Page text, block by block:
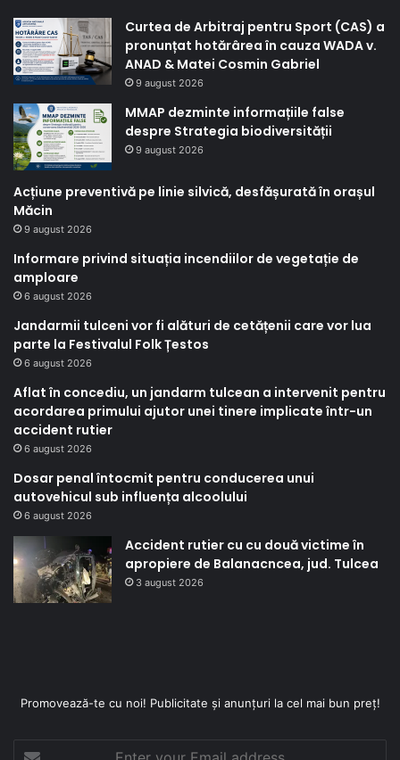
Curtea de Arbitraj pentru Sport (CAS) a
pronunțat hotărârea în cauza WADA v.
ANAD & Matei Cosmin Gabriel
9 august 2026
MMAP dezminte informațiile false
despre Strategia biodiversității
9 august 2026
Acțiune preventivă pe linie silvică, desfășurată în orașul
Măcin
9 august 2026
Informare privind situația incendiilor de vegetație de
amploare
6 august 2026
Jandarmii tulceni vor fi alături de cetățenii care vor lua
parte la Festivalul Folk Țestos
6 august 2026
Aflat în concediu, un jandarm tulcean a intervenit pentru
acordarea primului ajutor unei tinere implicate într-un
accident rutier
6 august 2026
Dosar penal întocmit pentru conducerea unui
autovehicul sub influența alcoolului
6 august 2026
Accident rutier cu cu două victime în
apropiere de Balanacncea, jud. Tulcea
3 august 2026
Promovează-te cu noi! Publicitate și anunțuri la cel mai bun preț!
Enter